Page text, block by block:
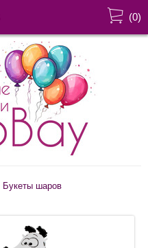
(0)
Букеты шаров